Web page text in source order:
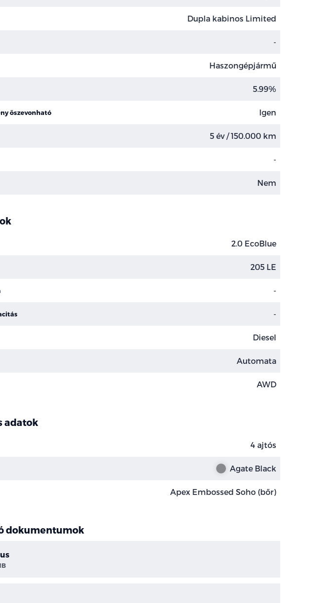
Dupla kabinos Limited
-
Haszongépjármű
5.99%
öszevonható Igen
5 év / 150.000 km
-
Nem
2.0 EcoBlue
205 LE
-
-
Diesel
Automata
AWD
adatok
4 ajtós
Agate Black
Apex Embossed Soho (bőr)
dokumentumok